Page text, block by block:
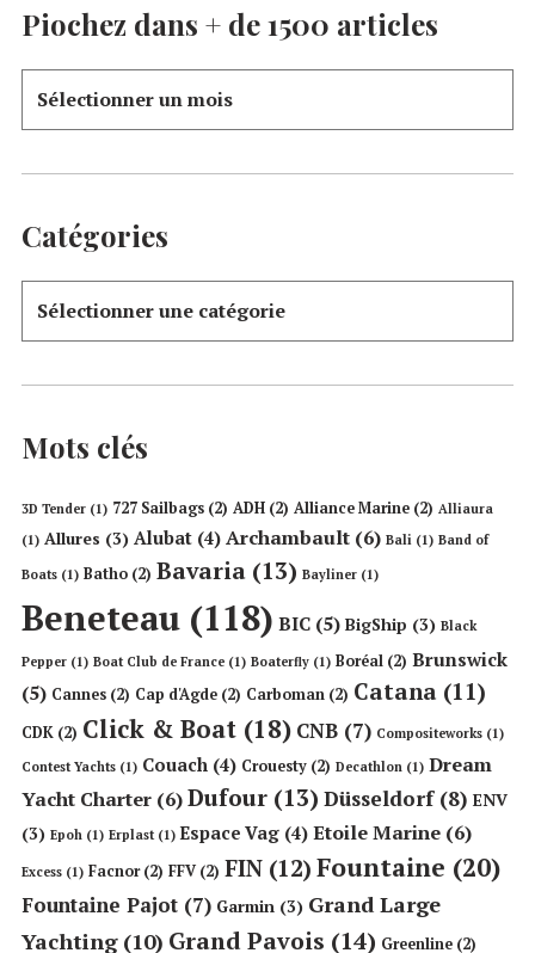
Piochez dans + de 1500 articles
Catégories
Mots clés
3D Tender (1) 727 Sailbags (2) ADH (2) Alliance Marine (2) Alliaura
(1) Allures (3) Alubat (4) Archambault (6) Bali (1) Band of
Boats (1) Batho (2) Bavaria (13) Bayliner (1)
Beneteau (118) BIC (5) BigShip (3) Black
Pepper (1) Boat Club de France (1) Boaterfly (1) Boréal (2) Brunswick
(5) Cannes (2) Cap d'Agde (2) Carboman (2) Catana (11)
CDK (2) Click & Boat (18) CNB (7) Compositeworks (1)
Contest Yachts (1) Couach (4) Crouesty (2) Decathlon (1) Dream
Yacht Charter (6)Dufour (13) Düsseldorf(8) ENV
(3) Epoh (1) Erplast (1) Espace Vag (4) Etoile Marine (6)
Excess (1) Facnor(2) FFV (2) FIN (12) Fountaine (20)
Fountaine Pajot (7) Garmin (3) Grand Large
Yachting(10) Grand Pavois (14) Greenline (2)